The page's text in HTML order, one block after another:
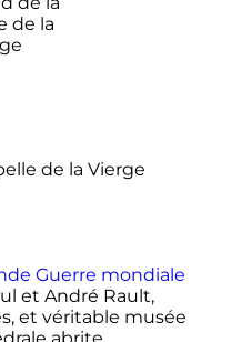
de la Vierge
Guerre mondiale
et André Rault,
et véritable musée